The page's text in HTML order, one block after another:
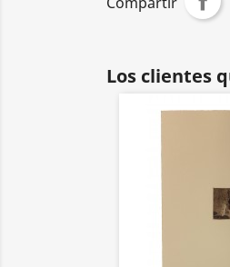
Los clientes